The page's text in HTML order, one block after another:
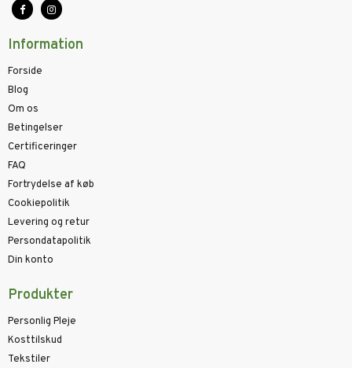
Information
Forside
Blog
Om os
Betingelser
Certificeringer
FAQ
Fortrydelse af køb
Cookiepolitik
Levering og retur
Persondatapolitik
Din konto
Produkter
Personlig Pleje
Kosttilskud
Tekstiler